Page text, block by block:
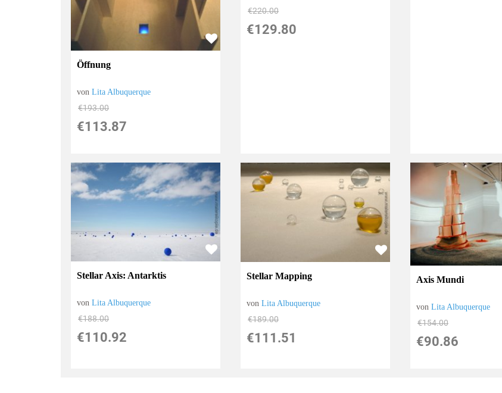
Öffnung
vonLita Albuquerque
€193.00
€113.87
€220.00
€129.80
Stellar Axis: Antarktis
vonLita Albuquerque
€188.00
€110.92
Stellar Mapping
vonLita Albuquerque
€189.00
€111.51
Axis Mundi
vonLita Albuquerque
€154.00
€90.86